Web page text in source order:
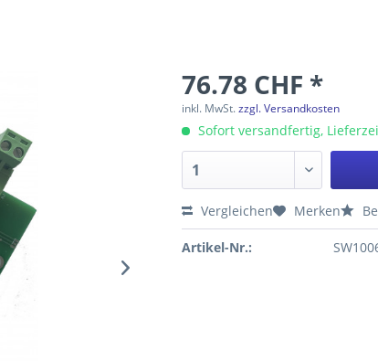
76.78 CHF *
inkl. MwSt.zzgl. Versandkosten
Sofort versandfertig,
Vergleichen Merken
Artikel-Nr.: